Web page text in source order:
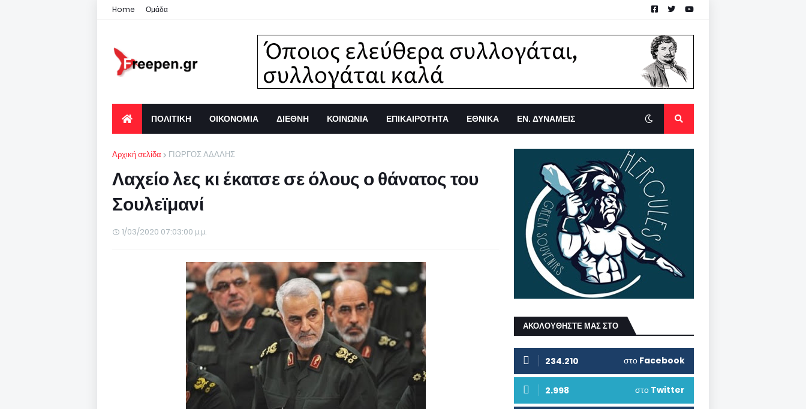
Home Ομάδα
ΠΟΛΙΤΙΚΗ ΟΙΚΟΝΟΜΙΑ ΔΙΕΘΝΗ ΚΟΙΝΩΝΙΑ ΕΠΙΚΑΙΡΟΤΗΤΑ ΕΘΝΙΚΑ ΕΝ. ΔΥΝΑΜΕΙΣ
Αρχική σελίδα ΓΙΩΡΓΟΣ ΑΔΑΛΗΣ
Λαχείο λες κι έκατσε σε όλους ο θάνατος του
Σουλεϊμανί
1/03/2020 07:03:00 μ.μ.
ΑΚΟΛΟΥΘΗΣΤΕ ΜΑΣ ΣΤΟ
234.210 στο Facebook
2.998 στο Twitter